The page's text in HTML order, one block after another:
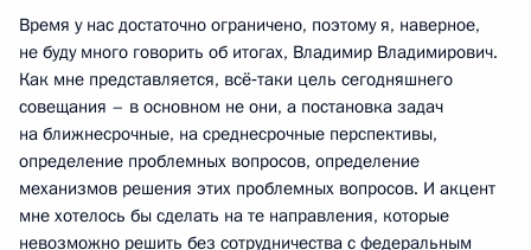
Время у нас достаточно ограничено, поэтому я, наверное,
не буду много говорить об итогах, Владимир Владимирович.
Как мне представляется, всё‑таки цель сегодняшнего
совещания – в основном не они, а постановка задач
на ближнесрочные, на среднесрочные перспективы,
определение проблемных вопросов, определение
механизмов решения этих проблемных вопросов. И акцент
мне хотелось бы сделать на те направления, которые
невозможно решить без сотрудничества с федеральным